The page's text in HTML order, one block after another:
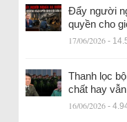
Đẩy người
quyền cho
17/06/2026 -
Thanh lọc
chất hay
16/06/2026 -